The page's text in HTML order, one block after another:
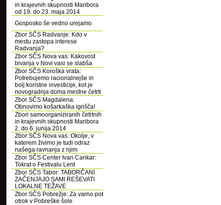
in krajevnih skupnosti Maribora
od 19. do 23. maja 2014
Gosposko še vedno urejamo
Zbor SČS Radvanje: Kdo v
mestu zastopa interese
Radvanja?
Zbor SČS Nova vas: Kakovost
bivanja v Novi vasi se slabša
Zbor SČS Koroška vrata:
Potrebujemo racionalnejše in
bolj koristne investicije, kot je
novogradnja doma mestne četrti
Zbor SČS Magdalena:
Obnovimo košarkaška igrišča!
Zbori samoorganiziranih četrtnih
in krajevnih skupnosti Maribora
2. do 6. junija 2014
Zbor SČS Nova vas: Okolje, v
katerem živimo je tudi odraz
našega ravnanja z njim
Zbor SČS Center Ivan Cankar:
Tokrat o Festivalu Lent
Zbor SČS Tabor: TABORČANI
ZAČENJAJO SAMI REŠEVATI
LOKALNE TEŽAVE
Zbor SČS Pobrežje: Za varno pot
otrok v Pobreške šole